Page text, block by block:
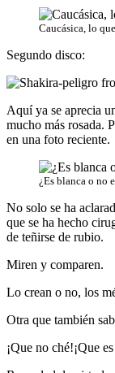
Caucásica, lo
Segundo disco:
Aquí­ ya se aprecia
mucho más rosada.
en una foto reciente.
¿Es blanca o no
No solo se ha
que se ha hecho
de teñirse de rubio.
Miren y comparen.
Lo crean o no, los
Otra que también
¡Que no ché!¡Que